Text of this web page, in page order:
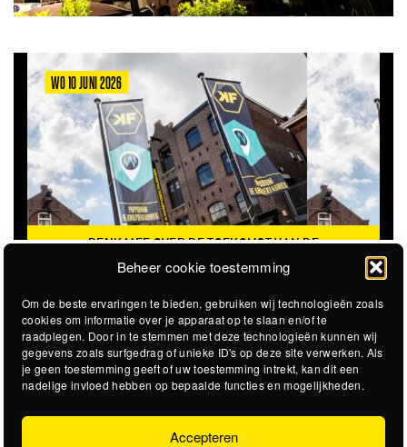
Beheer cookie toestemming
Om de beste ervaringen te bieden, gebruiken wij technologieën zoals
cookies om informatie over je apparaat op te slaan en/of te
raadplegen. Door in te stemmen met deze technologieën kunnen wij
gegevens zoals surfgedrag of unieke ID's op deze site verwerken. Als
je geen toestemming geeft of uw toestemming intrekt, kan dit een
nadelige invloed hebben op bepaalde functies en mogelijkheden.
Accepteren
WO 10 JUNI 2026
DENK MEE OVER DE TOEKOMST VAN DE
KROEPOEKFABRIEK